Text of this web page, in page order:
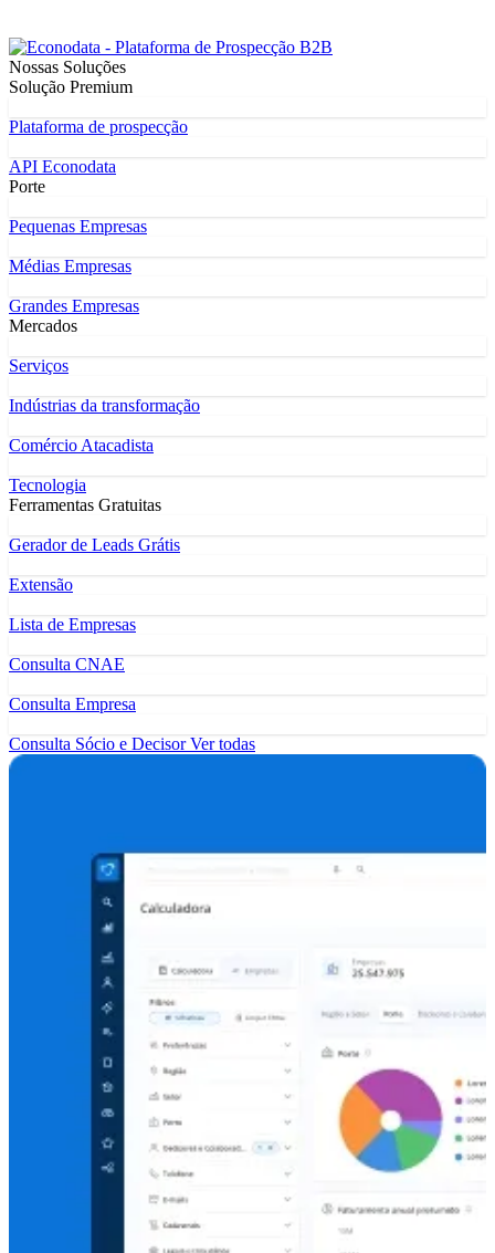
Nossas Soluções
Solução Premium
Plataforma de prospecção
API Econodata
Porte
Pequenas Empresas
Médias Empresas
Grandes Empresas
Mercados
Serviços
Indústrias da transformação
Comércio Atacadista
Tecnologia
Ferramentas Gratuitas
Gerador de Leads Grátis
Extensão
Lista de Empresas
Consulta CNAE
Consulta Empresa
Consulta Sócio e DecisorVer todas